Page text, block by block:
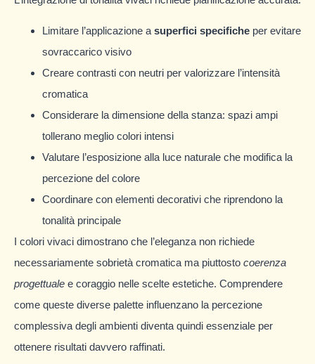
Limitare l’applicazione a superfici specifiche per evitare
sovraccarico visivo
Creare contrasti con neutri per valorizzare l’intensità
cromatica
Considerare la dimensione della stanza: spazi ampi
tollerano meglio colori intensi
Valutare l’esposizione alla luce naturale che modifica la
percezione del colore
Coordinare con elementi decorativi che riprendono la
tonalità principale
I colori vivaci dimostrano che l’eleganza non richiede
necessariamente sobrietà cromatica ma piuttosto coerenza
progettuale e coraggio nelle scelte estetiche. Comprendere
come queste diverse palette influenzano la percezione
complessiva degli ambienti diventa quindi essenziale per
ottenere risultati davvero raffinati.